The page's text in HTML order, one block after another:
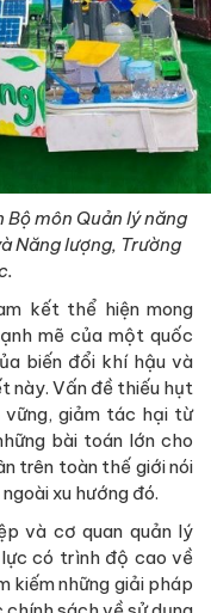
môn Quản lý năng
Năng lượng, Trường
kết thể hiện mong
mẽ của một quốc
biến đổi khí hậu và
này. Vấn đề thiếu hụt
vững, giảm tác hại từ
bài toán lớn cho
trên toàn thế giới nói
xu hướng đó.
và cơ quan quản lý
có trình độ cao về
kiếm những giải pháp